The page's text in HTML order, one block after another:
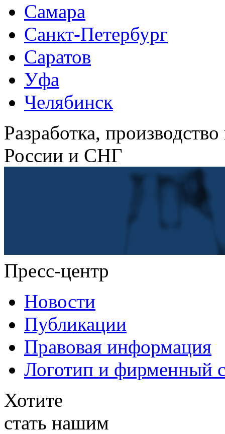
Самара
Санкт-Петербург
Саратов
Уфа
Челябинск
Разработка,
России и СНГ
Пресс-центр
Новости
Публикации
Правовая информация
Логотип и фирменный
Хотите
стать нашим